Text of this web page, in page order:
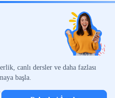
canlı dersler ve daha fazlası
başla.